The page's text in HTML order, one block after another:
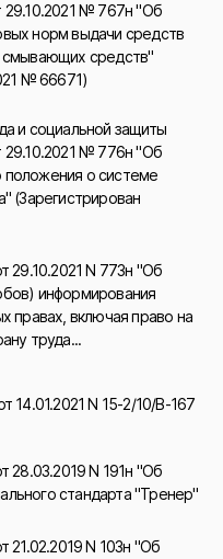
29.10.2021 № 767н "Об
норм выдачи средств
смывающих средств"
№ 66671)
и социальной защиты
29.10.2021 № 776н "Об
о системе
(Зарегистрирован
29.10.2021 N 773н "Об
информирования
правах, включая право на
труда...
14.01.2021 N 15-2/10/В-167
28.03.2019 N 191н "Об
стандарта "Тренер"
21.02.2019 N 103н "Об